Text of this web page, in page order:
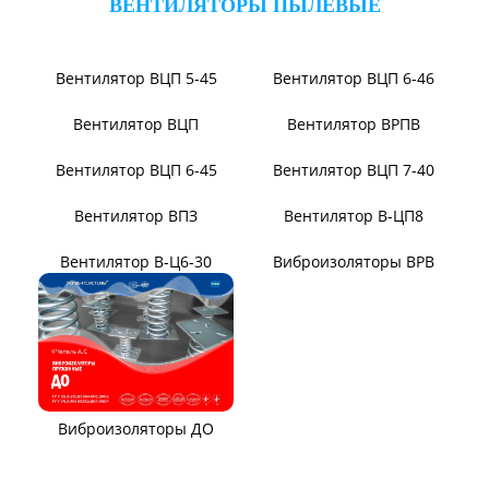
ВЕНТИЛЯТОРЫ ПЫЛЕВЫЕ
Вентилятор ВЦП 5-45